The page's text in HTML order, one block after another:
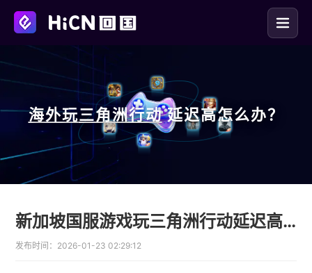
海外玩三角洲行动 延迟高怎么办？
新加坡国服游戏玩三角洲行动延迟高卡顿掉线无法登录解决办法
发布时间： 2026-01-23 02:29:12